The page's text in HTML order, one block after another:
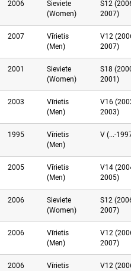
2006
Sieviete
(Women)
S12
2007)
2007
Vīrietis
(Men)
V12
2007)
2001
Sieviete
(Women)
S18
2001)
2003
Vīrietis
(Men)
V16
2003)
1995
Vīrietis
(Men)
V (...-
2005
Vīrietis
(Men)
V14
2005)
2006
Sieviete
(Women)
S12
2007)
2006
Vīrietis
(Men)
V12
2007)
2006
Vīrietis
V12